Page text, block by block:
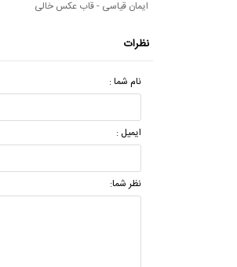
ایمان قیاسی - قاب عکس خالی
نظرات
نام شما :
ایمیل :
نظر شما: